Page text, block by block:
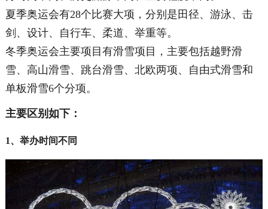
夏季奥运会有28个比赛大项，分别是田径、游泳、击
剑、设计、自行车、柔道、举重等。
冬季奥运会主要项目有滑雪项目，主要包括越野滑
雪、高山滑雪、跳台滑雪、北欧两项、自由式滑雪和
单板滑雪6个分项。
主要区别如下：
1、举办时间不同